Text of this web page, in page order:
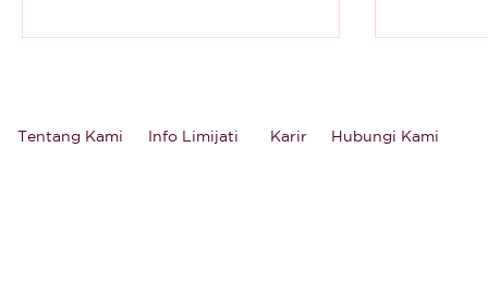
Tentang Kami Info Limijati Karir Hubungi Kami